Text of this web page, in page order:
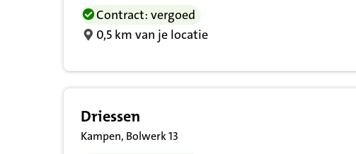
Contract: vergoed
0,5 km van je locatie
Driessen
Kampen, Bolwerk 13